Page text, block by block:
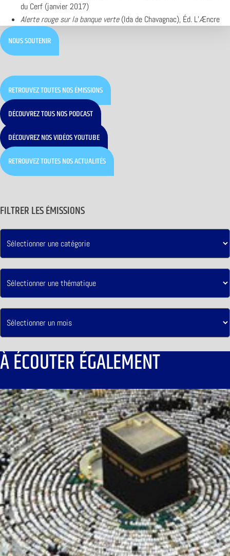
du Cerf (janvier 2017)
Alerte rouge sur la banque verte(Ida de Chavagnac), Éd. L’Æncre
NOUS SOUTENIR
RETROUVEZ TOUTES NOS ÉMISSIONS
DÉCOUVREZ TOUS NOS PODCAST
DÉCOUVREZ NOS VIDÉOS YOUTUBE
RETROUVEZ TOUTES NOS ACTUALITÉS
FILTRER LES ÉMISSIONS
À ÉCOUTER ÉGALEMENT